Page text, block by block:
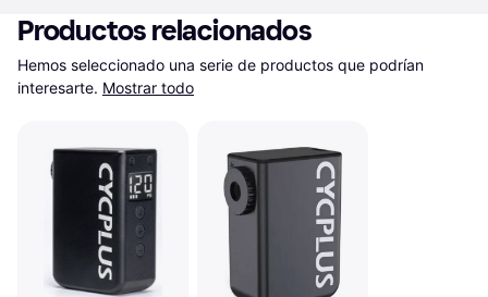
Productos relacionados
Hemos seleccionado una serie de productos que podrían
interesarte. Mostrar todo